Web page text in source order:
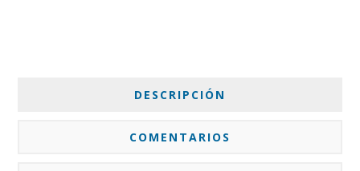
DESCRIPCIÓN
COMENTARIOS